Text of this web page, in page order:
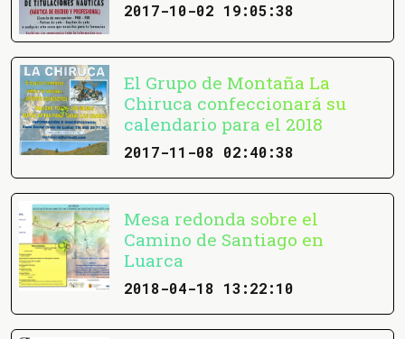
2017-10-02 19:05:38
El Grupo de Montaña La
Chiruca confeccionará su
calendario para el 2018
2017-11-08 02:40:38
Mesa redonda sobre el
Camino de Santiago en
Luarca
2018-04-18 13:22:10